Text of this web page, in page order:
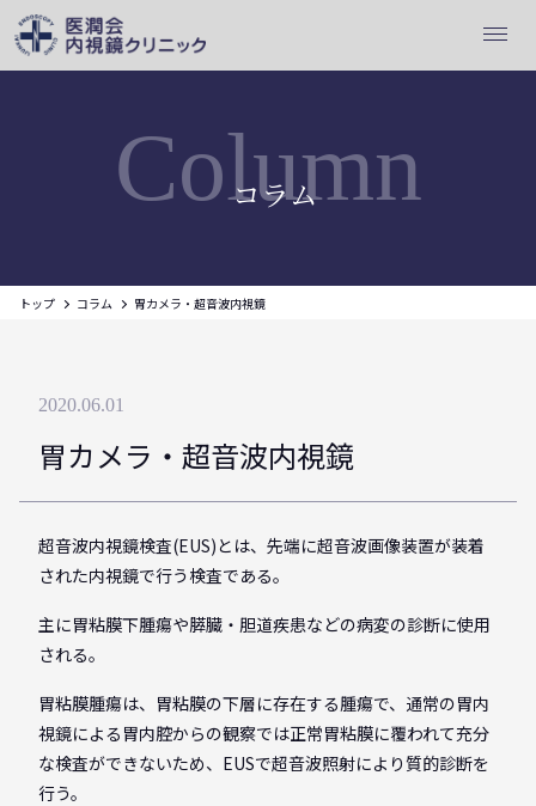
Column
コラム
トップ コラム 胃カメラ・超音波内視鏡
2020.06.01
胃カメラ・超音波内視鏡
超音波内視鏡検査(EUS)とは、先端に超音波画像装置が装着
された内視鏡で行う検査である。
主に胃粘膜下腫瘍や膵臓・胆道疾患などの病変の診断に使用
される。
胃粘膜腫瘍は、胃粘膜の下層に存在する腫瘍で、通常の胃内
視鏡による胃内腔からの観察では正常胃粘膜に覆われて充分
な検査ができないため、EUSで超音波照射により質的診断を
行う。